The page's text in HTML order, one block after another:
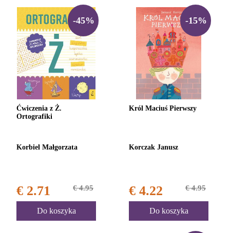
Ćwiczenia z Ż.
Ortografiki
Korbiel Małgorzata
€ 2.71 € 4.95
Do koszyka
-45%
Król Maciuś Pierwszy
Korczak Janusz
€ 4.22 € 4.95
Do koszyka
-15%